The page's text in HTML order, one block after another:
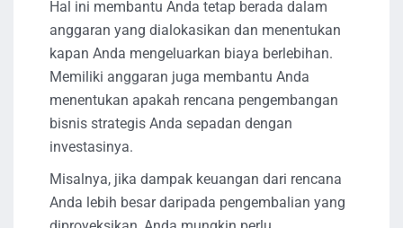
Hal ini membantu Anda tetap berada dalam
anggaran yang dialokasikan dan menentukan
kapan Anda mengeluarkan biaya berlebihan.
Memiliki anggaran juga membantu Anda
menentukan apakah rencana pengembangan
bisnis strategis Anda sepadan dengan
investasinya.
Misalnya, jika dampak keuangan dari rencana
Anda lebih besar daripada pengembalian yang